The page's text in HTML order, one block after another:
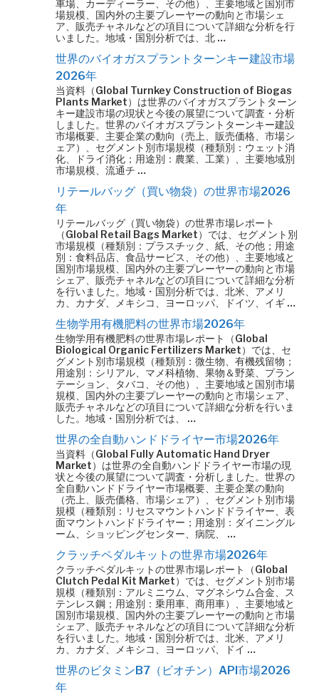
車場、カーディーラー、その他）、主要地域と国別市
場規模、国内外の主要プレーヤーの動向と市場シェ
ア、販売チャネルなどの項目について詳細な分析を行
いました。地域・国別分析では、北 …
世界のバイオガスプラントターンキー建設市場
2026年
当資料（Global Turnkey Construction of Biogas
Plants Market）は世界のバイオガスプラントターン
キー建設市場の現状と今後の展望について調査・分析
しました。世界のバイオガスプラントターンキー建設
市場概要、主要企業の動向（売上、販売価格、市場シ
ェア）、セグメント別市場規模（種類別：ウェット消
化、ドライ消化；用途別：農業、工業）、主要地域別
市場規模、流通チ …
リテールバッグ（買い物袋）の世界市場2026
年
リテールバッグ（買い物袋）の世界市場レポート
（Global Retail Bags Market）では、セグメント別
市場規模（種類別：プラスチック、紙、その他；用途
別：食料品店、食品サービス、その他）、主要地域と
国別市場規模、国内外の主要プレーヤーの動向と市場
シェア、販売チャネルなどの項目について詳細な分析
を行いました。地域・国別分析では、北米、アメリ
カ、カナダ、メキシコ、ヨーロッパ、ドイツ、イギ …
生物学用有機肥料の世界市場2026年
生物学用有機肥料の世界市場レポート（Global
Biological Organic Fertilizers Market）では、セ
グメント別市場規模（種類別：微生物、有機残留物；
用途別：シリアル、マメ科植物、果物＆野菜、プラン
テーション、タバコ、その他）、主要地域と国別市場
規模、国内外の主要プレーヤーの動向と市場シェア、
販売チャネルなどの項目について詳細な分析を行いま
した。地域・国別分析では、 …
世界の全自動ハンドドライヤー市場2026年
当資料（Global Fully Automatic Hand Dryer
Market）は世界の全自動ハンドドライヤー市場の現
状と今後の展望について調査・分析しました。世界の
全自動ハンドドライヤー市場概要、主要企業の動向
（売上、販売価格、市場シェア）、セグメント別市場
規模（種類別：リセスマウントハンドドライヤー、表
面マウントハンドドライヤー；用途別：ダイニングル
ーム、ショッピングセンター、病院、 …
クラッチペダルキットの世界市場2026年
クラッチペダルキットの世界市場レポート（Global
Clutch Pedal Kit Market）では、セグメント別市場
規模（種類別：アルミニウム、マグネシウム合金、ス
テンレス鋼；用途別：乗用車、商用車）、主要地域と
国別市場規模、国内外の主要プレーヤーの動向と市場
シェア、販売チャネルなどの項目について詳細な分析
を行いました。地域・国別分析では、北米、アメリ
カ、カナダ、メキシコ、ヨーロッパ、ドイ …
世界のビタミンB7（ビオチン）API市場2026
年